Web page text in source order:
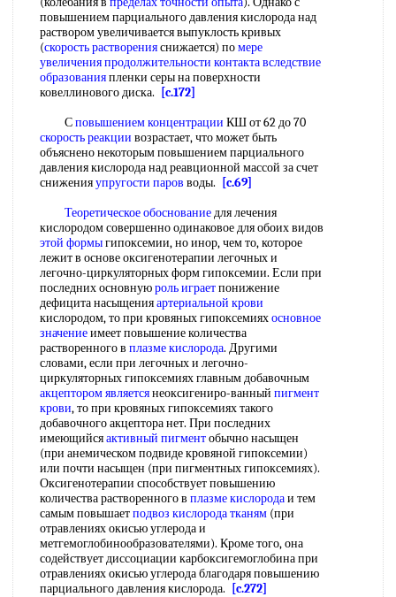
повышением парциального давления кислорода над
раствором увеличивается выпуклость кривых
(скорость растворенияснижается) помере
увеличенияпродолжительности контактавследствие
образованияпленки серы на поверхности
ковеллинового диска.
[c.172]
Сповышением концентрации КШ от 62 до 70
скорость реакции возрастает, что может быть
объяснено некоторым повышением парциального
давления кислорода над реавционной массой за счет
сниженияупругости паров воды.
[c.69]
Теоретическое обоснованиедля лечения
кислородом совершенно одинаковое для обоих видов
этой формыгипоксемии, но инор, чем то, которое
лежит в основе оксигенотерапии легочных и
легочно-циркуляторных форм гипоксемии. Если при
последних основнуюроль играетпонижение
дефицита насыщенияартериальной крови
кислородом, то при кровяных гипоксемияхосновное
значениеимеет повышение количества
растворенного в плазме кислорода. Другими
словами, если при легочных и легочно-
циркуляторных гипоксемиях главным добавочным
акцептором являетсянеоксигениро-ванный пигмент
крови, то при кровяных гипоксемиях такого
добавочного акцептора нет. При последних
имеющийсяактивный пигментобычно насыщен
(при анемическом подвиде кровяной гипоксемии)
или почти насыщен (при пигментных гипоксемиях).
Оксигенотерапии способствует повышению
количества растворенного в плазме кислородаи тем
самым повышаетподвоз кислорода тканям (при
отравлениях окисью углерода и
метгемоглобинообразователями). Кроме того, она
содействует диссоциации карбоксигемоглобина при
отравлениях окисью углерода благодаря повышению
парциального давления кислорода.
[c.272]